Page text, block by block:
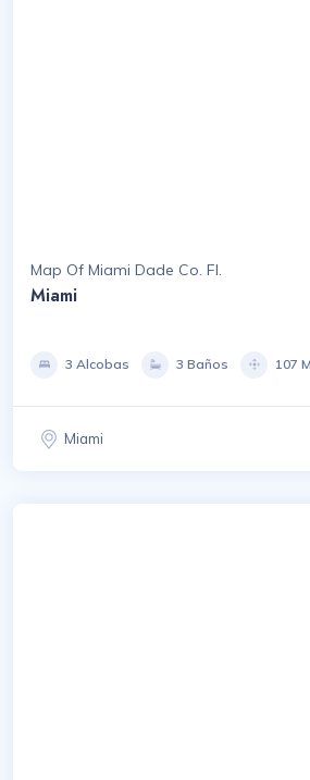
Map Of Miami Dade Co. Fl.
Miami
3 Alcobas 3 Baños 107
Miami